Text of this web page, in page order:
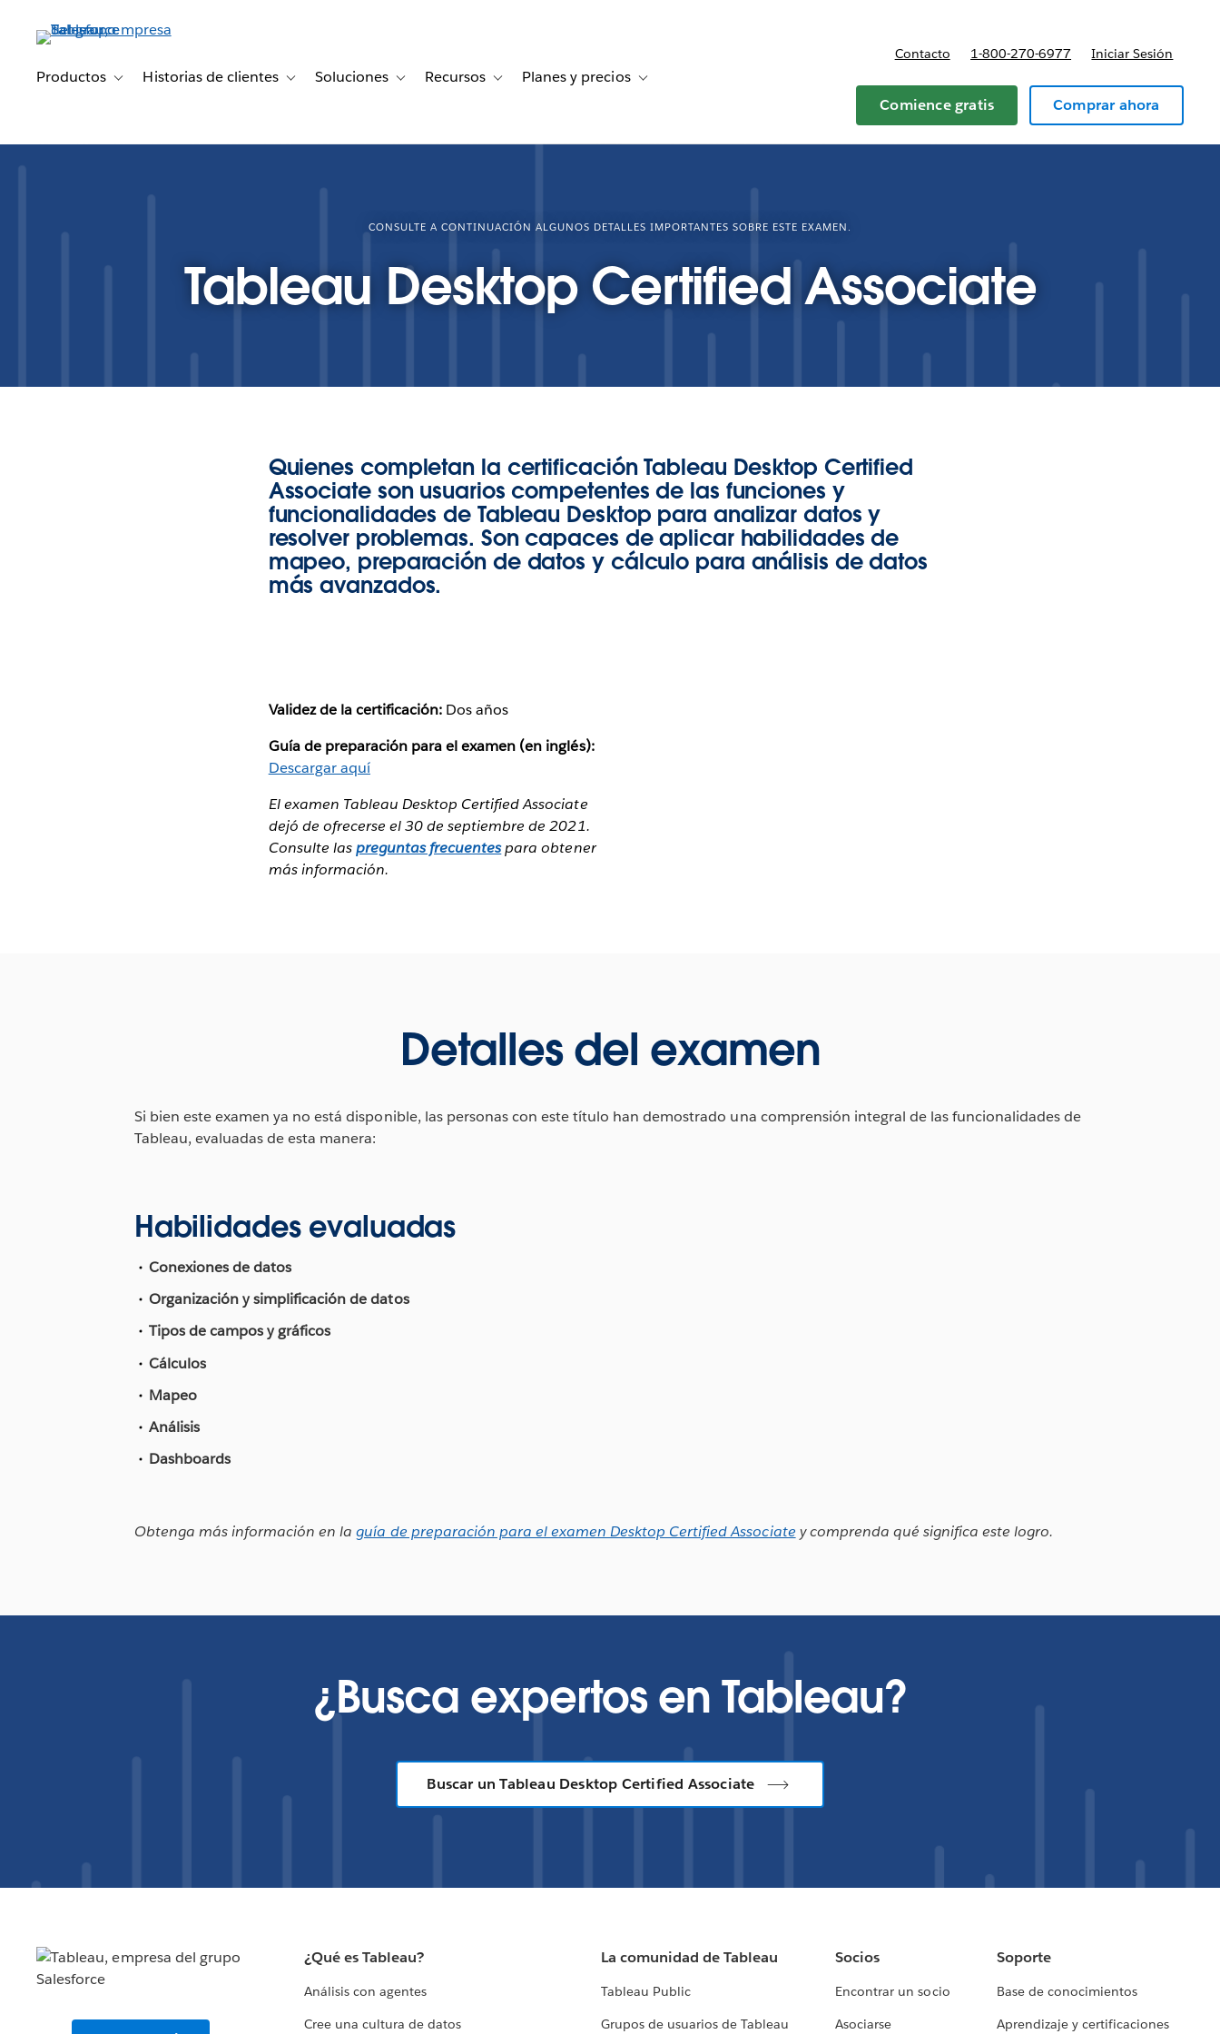
principalProductos Toggle sub-navigation for Productos
Historias de clientes Toggle sub-navigation for Historias de clientes
Soluciones Toggle sub-navigation for Soluciones
Recursos Toggle sub-navigation for Recursos
Planes y precios Toggle sub-navigation for Planes y precios
Contacto 1-800-270-6977 Iniciar Sesión
Comience gratis Comprar ahora
CONSULTE A CONTINUACIÓN ALGUNOS DETALLES IMPORTANTES SOBRE ESTE EXAMEN.
Tableau Desktop Certified Associate
Quienes completan la certificación Tableau Desktop Certified
Associate son usuarios competentes de las funciones y
funcionalidades de Tableau Desktop para analizar datos y
resolver problemas. Son capaces de aplicar habilidades de
mapeo, preparación de datos y cálculo para análisis de datos
más avanzados.
Validez de la certificación: Dos años
Guía de preparación para el examen (en inglés):
Descargar aquí
El examen Tableau Desktop Certified Associate
dejó de ofrecerse el 30 de septiembre de 2021.
Consulte laspreguntas frecuentespara obtener
más información.
Detalles del examen
Si bien este examen ya no está disponible, las personas con este título han demostrado una comprensión integral de las funcionalidades de
Tableau, evaluadas de esta manera:
Habilidades evaluadas
Conexiones de datos
Organización y simplificación de datos
Tipos de campos y gráficos
Cálculos
Mapeo
Análisis
Dashboards
Obtenga más información en laguía de preparación para el examen Desktop Certified Associate y comprenda qué significa este logro.
¿Busca expertos en Tableau?
Buscar un Tableau Desktop Certified Associate
¿Qué es Tableau?
Análisis con agentes
Cree una cultura de datos
La comunidad de Tableau
Tableau Public
Grupos de usuarios de Tableau
Socios
Encontrar un socio
Asociarse
Soporte
Base de conocimientos
Aprendizaje y certificaciones